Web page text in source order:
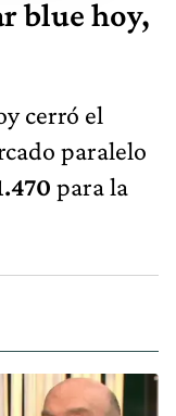
blue hoy,
cerró el
paralelo
para la